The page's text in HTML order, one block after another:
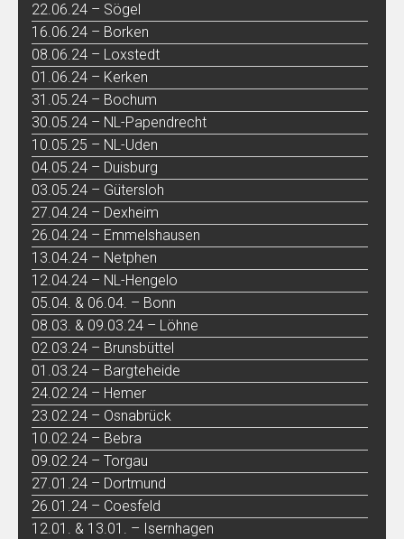
22.06.24 – Sögel
16.06.24 – Borken
08.06.24 – Loxstedt
01.06.24 – Kerken
31.05.24 – Bochum
30.05.24 – NL-Papendrecht
10.05.25 – NL-Uden
04.05.24 – Duisburg
03.05.24 – Gütersloh
27.04.24 – Dexheim
26.04.24 – Emmelshausen
13.04.24 – Netphen
12.04.24 – NL-Hengelo
05.04. & 06.04. – Bonn
08.03. & 09.03.24 – Löhne
02.03.24 – Brunsbüttel
01.03.24 – Bargteheide
24.02.24 – Hemer
23.02.24 – Osnabrück
10.02.24 – Bebra
09.02.24 – Torgau
27.01.24 – Dortmund
26.01.24 – Coesfeld
12.01. & 13.01. – Isernhagen